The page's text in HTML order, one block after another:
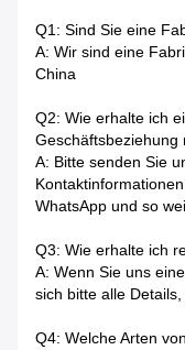
Q1: Sind Sie eine
A: Wir sind eine
China
Q2: Wie erhalte ich
A: Bitte senden Sie
WhatsApp und so
Q3: Wie erhalte ich
A: Wenn Sie uns
sich bitte alle Details,
Q4: Welche Arten